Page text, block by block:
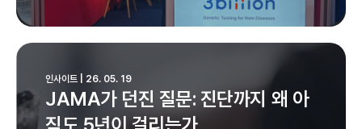
JAMA가 던진 질문: 진단까지 왜 아
인사이트 | 26. 05. 19